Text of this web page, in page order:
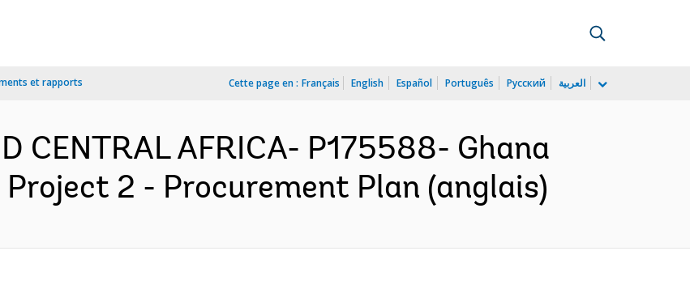
et rapports Cette page en : Français English Español Português Русский العربية
CENTRAL AFRICA- P175588- Ghana
2 - Procurement Plan (anglais)